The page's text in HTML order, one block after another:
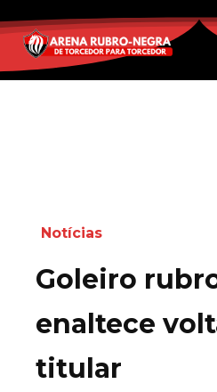
Notícias
Goleiro
enaltece
titular